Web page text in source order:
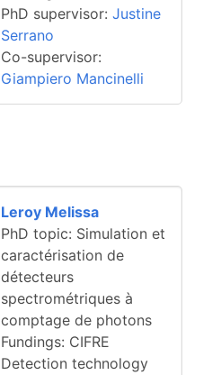
PhD supervisor:Justine
Serrano
Co-supervisor:
Giampiero Mancinelli
Leroy Melissa
PhD topic: Simulation et
caractérisation de
détecteurs
spectrométriques à
comptage de photons
Fundings: CIFRE
Detection technology